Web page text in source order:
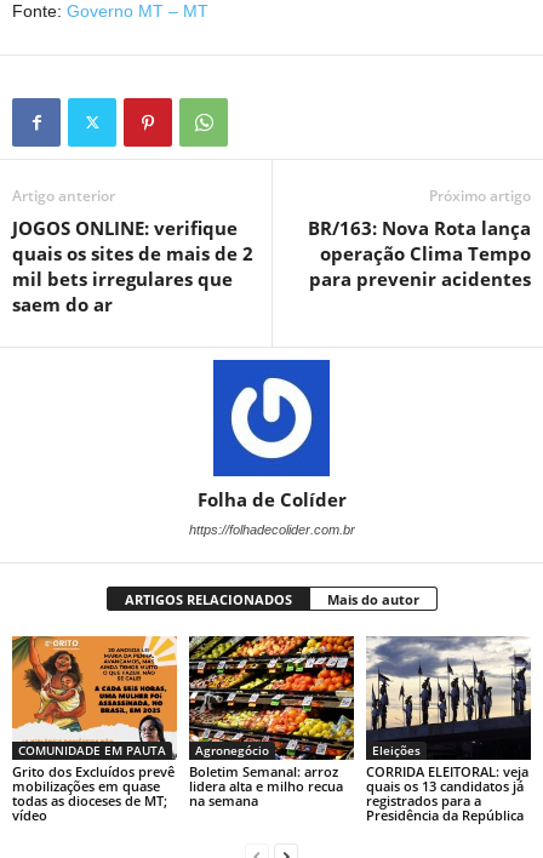
Fonte: Governo MT – MT
Artigo anterior
JOGOS ONLINE: verifique
quais os sites de mais de 2
mil bets irregulares que
saem do ar
Próximo artigo
BR/163: Nova Rota lança
operação Clima Tempo
para prevenir acidentes
Folha de Colíder
https://folhadecolider.com.br
ARTIGOS RELACIONADOS Mais do autor
COMUNIDADE EM PAUTA
Grito dos Excluídos prevê
mobilizações em quase
todas as dioceses de MT;
vídeo
Agronegócio
Boletim Semanal: arroz
lidera alta e milho recua
na semana
Eleições
CORRIDA ELEITORAL: veja
quais os 13 candidatos já
registrados para a
Presidência da República